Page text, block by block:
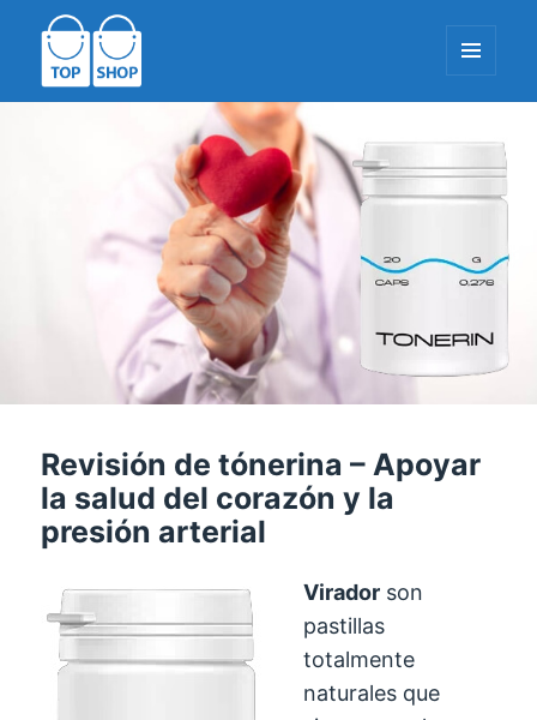
TopShop-EU.com
Y
Revisión de tónerina – Apoyar
la salud del corazón y la
presión arterial
Virador son
pastillas
totalmente
naturales que